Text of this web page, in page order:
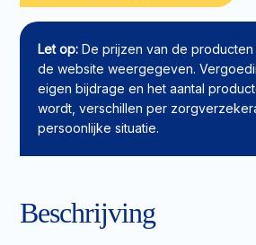
Universal
Plus
aantal
Let op: De prijzen van de
de website weergegeven.
eigen bijdrage en het aantal
wordt, verschillen per
persoonlijke situatie.
Beschrijving